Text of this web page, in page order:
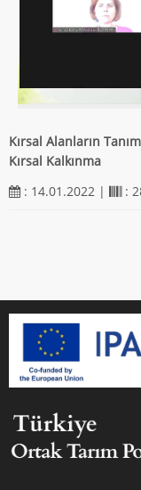
Kırsal Alanların
Kırsal Kalkınma
: 14.01.2022 |
: